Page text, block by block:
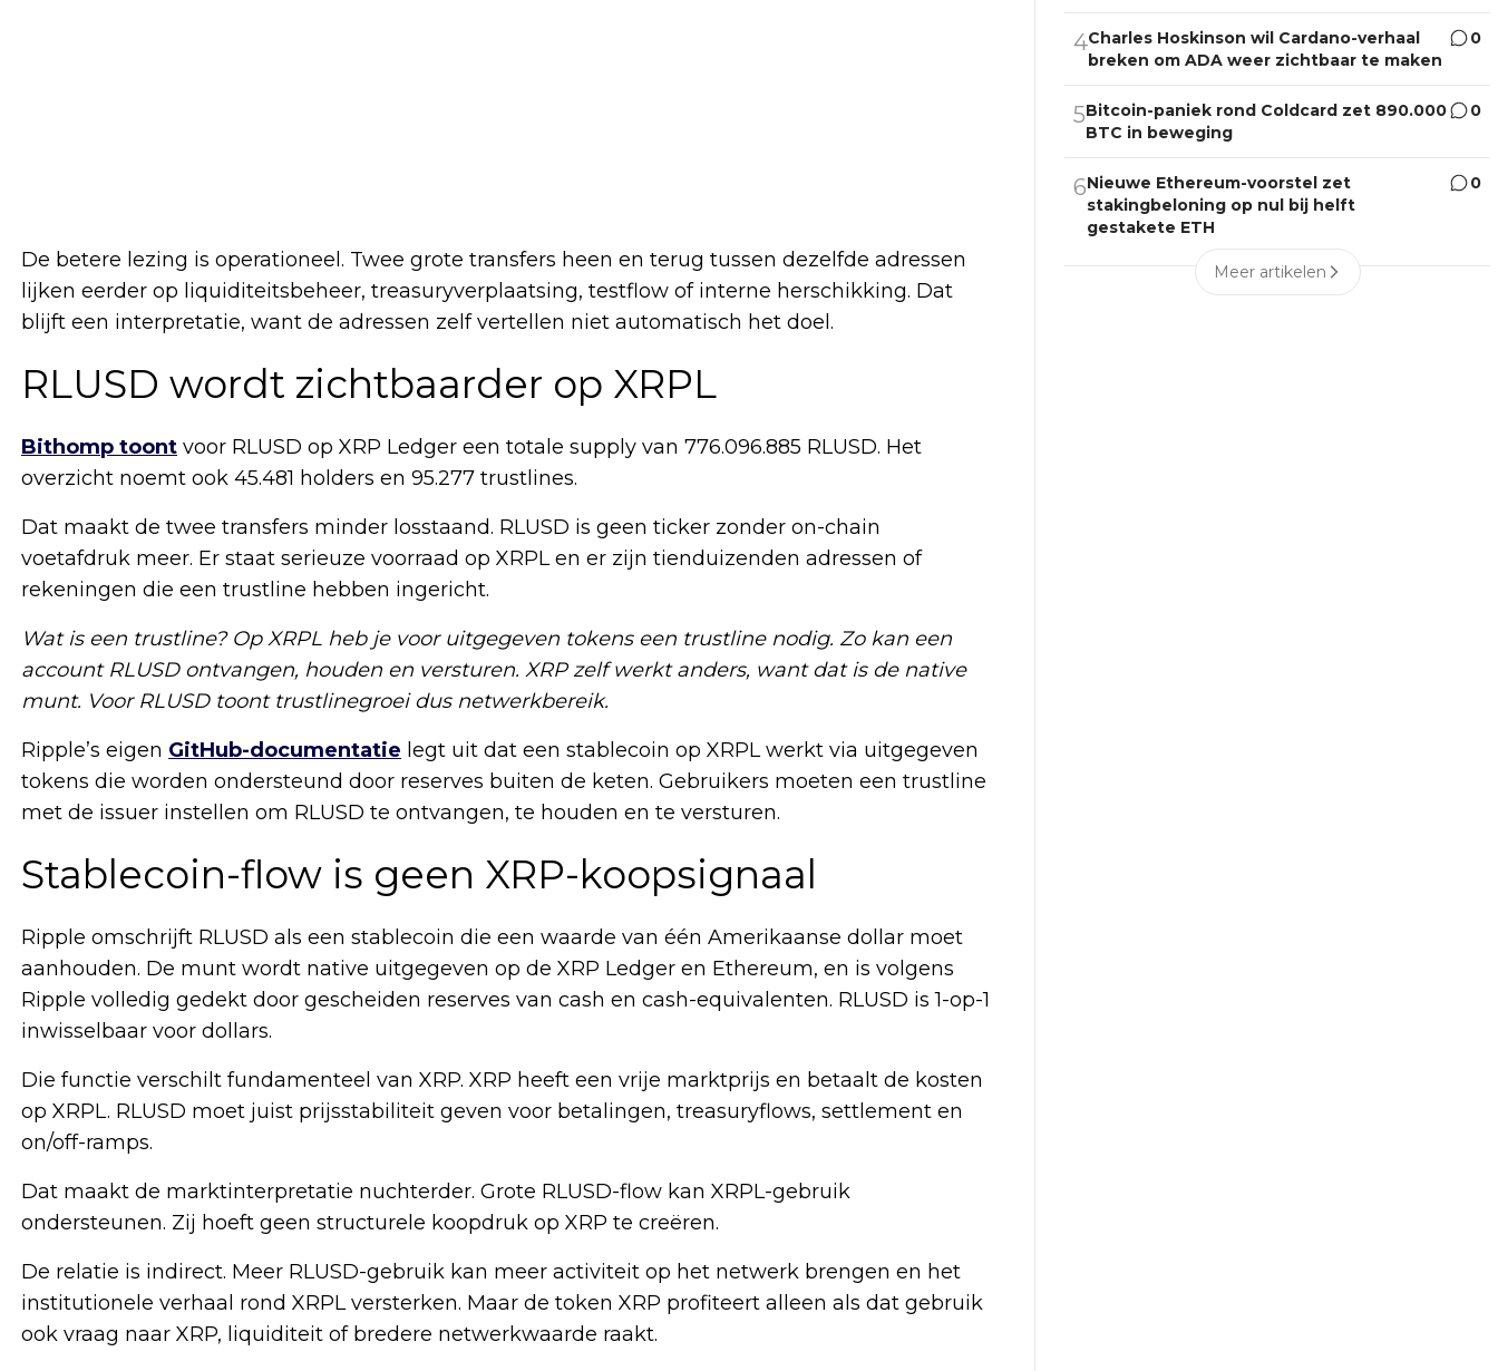
De betere lezing is operationeel. Twee grote transfers heen en terug tussen dezelfde adressen
lijken eerder op liquiditeitsbeheer, treasuryverplaatsing, testflow of interne herschikking. Dat
blijft een interpretatie, want de adressen zelf vertellen niet automatisch het doel.
RLUSD wordt zichtbaarder op XRPL
Bithomp toont voor RLUSD op XRP Ledger een totale supply van 776.096.885 RLUSD. Het
overzicht noemt ook 45.481 holders en 95.277 trustlines.
Dat maakt de twee transfers minder losstaand. RLUSD is geen ticker zonder on-chain
voetafdruk meer. Er staat serieuze voorraad op XRPL en er zijn tienduizenden adressen of
rekeningen die een trustline hebben ingericht.
Wat is een trustline? Op XRPL heb je voor uitgegeven tokens een trustline nodig. Zo kan een
account RLUSD ontvangen, houden en versturen. XRP zelf werkt anders, want dat is de native
munt. Voor RLUSD toont trustlinegroei dus netwerkbereik.
Ripple’s eigen GitHub-documentatie legt uit dat een stablecoin op XRPL werkt via uitgegeven
tokens die worden ondersteund door reserves buiten de keten. Gebruikers moeten een trustline
met de issuer instellen om RLUSD te ontvangen, te houden en te versturen.
Stablecoin-flow is geen XRP-koopsignaal
Ripple omschrijft RLUSD als een stablecoin die een waarde van één Amerikaanse dollar moet
aanhouden. De munt wordt native uitgegeven op de XRP Ledger en Ethereum, en is volgens
Ripple volledig gedekt door gescheiden reserves van cash en cash-equivalenten. RLUSD is 1-op-1
inwisselbaar voor dollars.
Die functie verschilt fundamenteel van XRP. XRP heeft een vrije marktprijs en betaalt de kosten
op XRPL. RLUSD moet juist prijsstabiliteit geven voor betalingen, treasuryflows, settlement en
on/off-ramps.
Dat maakt de marktinterpretatie nuchterder. Grote RLUSD-flow kan XRPL-gebruik
ondersteunen. Zij hoeft geen structurele koopdruk op XRP te creëren.
De relatie is indirect. Meer RLUSD-gebruik kan meer activiteit op het netwerk brengen en het
institutionele verhaal rond XRPL versterken. Maar de token XRP profiteert alleen als dat gebruik
ook vraag naar XRP, liquiditeit of bredere netwerkwaarde raakt.
4Charles Hoskinson wil Cardano-verhaal
breken om ADA weer zichtbaar te maken
0
5Bitcoin-paniek rond Coldcard zet 890.000
BTC in beweging
0
6Nieuwe Ethereum-voorstel zet
stakingbeloning op nul bij helft
gestakete ETH
0
Meer artikelen